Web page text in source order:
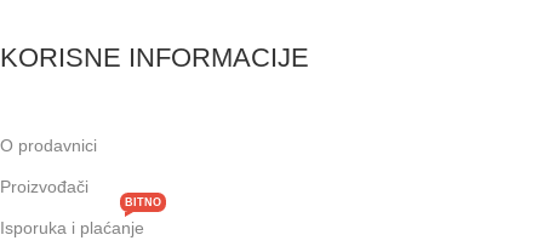
KORISNE INFORMACIJE
O prodavnici
Proizvođači
Isporuka i plaćanje
BITNO